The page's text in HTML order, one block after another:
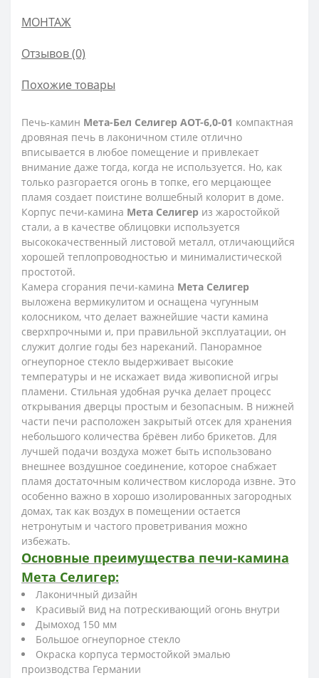
МОНТАЖ
Отзывов (0)
Похожие товары
Печь-камин Мета-Бел Селигер АОТ-6,0-01 компактная
дровяная печь в лаконичном стиле отлично
вписывается в любое помещение и привлекает
внимание даже тогда, когда не используется. Но, как
только разгорается огонь в топке, его мерцающее
пламя создает поистине волшебный колорит в доме.
Корпус печи-камина Мета Селигер из жаростойкой
стали, а в качестве облицовки используется
высококачественный листовой металл, отличающийся
хорошей теплопроводностью и минималистической
простотой.
Камера сгорания печи-камина Мета Селигер
выложена вермикулитом и оснащена чугунным
колосником, что делает важнейшие части камина
сверхпрочными и, при правильной эксплуатации, он
служит долгие годы без нареканий. Панорамное
огнеупорное стекло выдерживает высокие
температуры и не искажает вида живописной игры
пламени. Стильная удобная ручка делает процесс
открывания дверцы простым и безопасным. В нижней
части печи расположен закрытый отсек для хранения
небольшого количества брёвен либо брикетов. Для
лучшей подачи воздуха может быть использовано
внешнее воздушное соединение, которое снабжает
пламя достаточным количеством кислорода извне. Это
особенно важно в хорошо изолированных загородных
домах, так как воздух в помещении остается
нетронутым и частого проветривания можно
избежать.
Основные преимущества печи-камина
Мета Селигер:
Лаконичный дизайн
Красивый вид на потрескивающий огонь внутри
Дымоход 150 мм
Большое огнеупорное стекло
Окраска корпуса термостойкой эмалью
производства Германии